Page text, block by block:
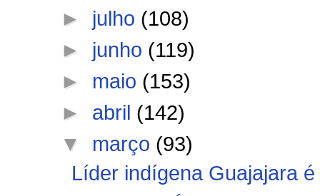
► julho (108)
► junho (119)
► maio (153)
► abril (142)
▼ março (93)
Líder indígena Guajajara